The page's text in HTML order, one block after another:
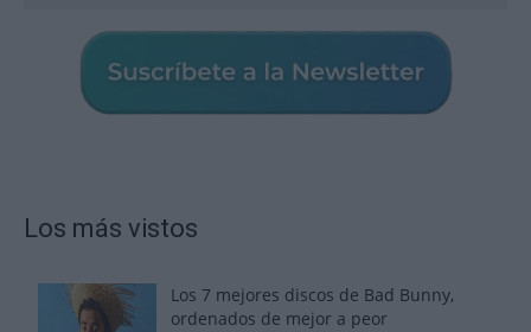
Los más vistos
Los 7 mejores discos de Bad Bunny,
ordenados de mejor a peor